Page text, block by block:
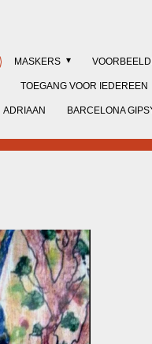
MASKERS
TOEGANG VOOR IEDEREEN
ADRIAAN BARCELONA